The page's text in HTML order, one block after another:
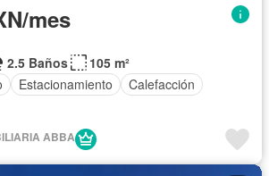
mes
2.5 Baños
105 m²
Estacionamiento
Calefacción
ABBA